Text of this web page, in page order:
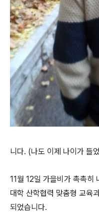
니다. (나도 이제 나이가 들
11월 12일 가을비가 촉촉히
대학 산학협력 맞춤형 교육
되었습니다.